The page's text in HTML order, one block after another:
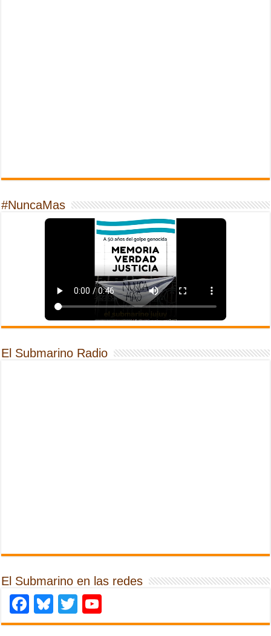
#NuncaMas
El Submarino Radio
El Submarino en las redes
Facebook
Bluesky
Twitter